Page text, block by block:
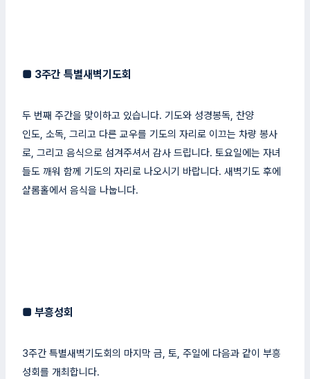
■ 3주간 특별새벽기도회
두 번째 주간을 맞이하고 있습니다. 기도와 성경봉독, 찬양
인도, 소독, 그리고 다른 교우를 기도의 자리로 이끄는 차량 봉사
로, 그리고 음식으로 섬겨주셔서 감사 드립니다. 토요일에는 자녀
들도 깨워 함께 기도의 자리로 나오시기 바랍니다. 새벽기도 후에
샬롬홀에서 음식을 나눕니다.
■ 부흥성회
3주간 특별새벽기도회의 마지막 금, 토, 주일에 다음과 같이 부흥
성회를 개최합니다.